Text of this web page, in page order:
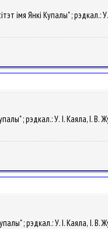
імя Янкі Купалы" ; рэдкал.:
; рэдкал.: У. I. Каяла, І. В.
; рэдкал.: У. I. Каяла, І. В.